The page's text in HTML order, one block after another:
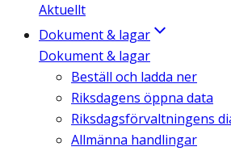
Aktuellt
Dokument & lagar
Dokument & lagar
Beställ och ladda ner
Riksdagens öppna data
Riksdagsförvaltningens
Allmänna handlingar